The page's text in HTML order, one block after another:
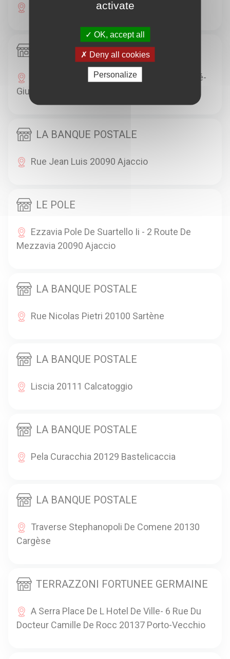
4 Cours Napoleon 20000 Ajaccio
Bvd Stephanopoli De Comene X Rue André-
Giusti Et Jules Mondoloni 20000 Ajaccio
LA BANQUE POSTALE
Rue Jean Luis 20090 Ajaccio
LE POLE
Ezzavia Pole De Suartello Ii - 2 Route De
Mezzavia 20090 Ajaccio
LA BANQUE POSTALE
Rue Nicolas Pietri 20100 Sartène
LA BANQUE POSTALE
Liscia 20111 Calcatoggio
LA BANQUE POSTALE
Pela Curacchia 20129 Bastelicaccia
LA BANQUE POSTALE
Traverse Stephanopoli De Comene 20130
Cargèse
TERRAZZONI FORTUNEE GERMAINE
A Serra Place De L Hotel De Ville- 6 Rue Du
Docteur Camille De Rocc 20137 Porto-Vecchio
activate
OK, accept all
Deny all cookies
Personalize